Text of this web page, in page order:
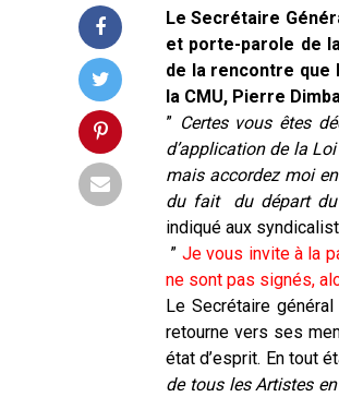
Le Secrétaire
et porte-parole de
de la rencontre que
la CMU, Pierre
” Certes vous êtes
d’application de la
mais accordez moi
du fait du départ du
indiqué aux
” Je vous invite à la
ne sont pas signés,
Le Secrétaire
retourne vers ses
état d’esprit. En tout
de tous les Artistes